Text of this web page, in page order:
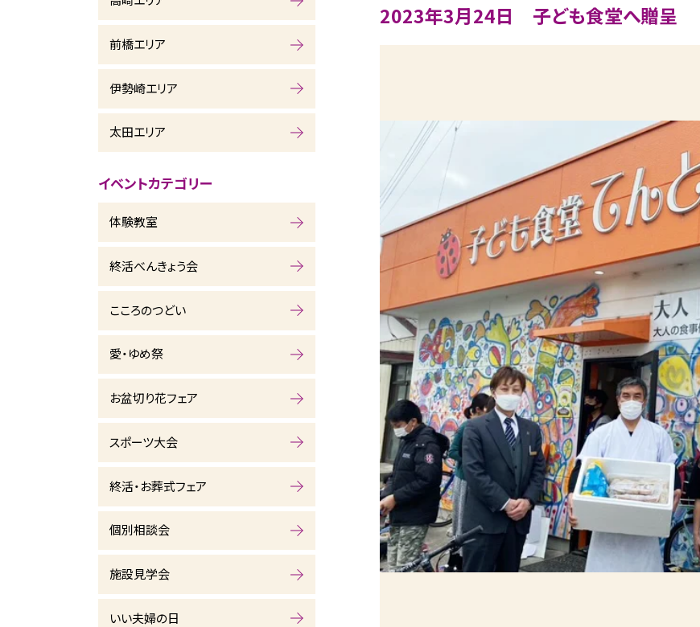
2023年3月24日 子ども食堂へ贈呈
前橋エリア
伊勢崎エリア
太田エリア
イベントカテゴリー
体験教室
終活べんきょう会
こころのつどい
愛・ゆめ祭
お盆切り花フェア
スポーツ大会
終活・お葬式フェア
個別相談会
施設見学会
いい夫婦の日